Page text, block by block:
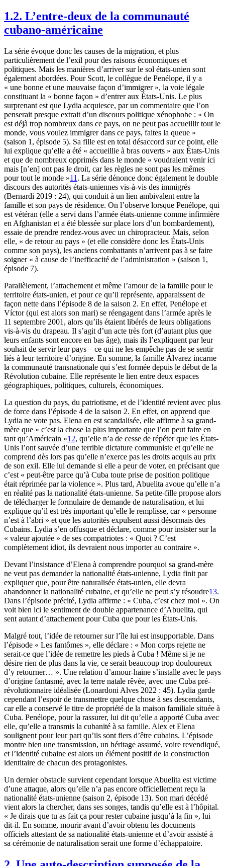
1.2. L’entre-deux de la communauté
cubano-américaine
La série évoque donc les causes de la migration, et plus
particulièrement de l’exil pour des raisons économiques et
politiques. Mais les manières d’arriver sur le sol états-unien sont
également abordées. Pour Scott, le collègue de Penélope, il y a
« une bonne et une mauvaise façon d’immigrer », la voie légale
constituant la « bonne façon » d’entrer aux États-Unis. Le plus
surprenant est que Lydia acquiesce, par un commentaire que l’on
penserait presque extrait d’un discours politique xénophobe : « On
est déjà trop nombreux dans ce pays, on ne peut pas accueillir tout le
monde, vous voulez immigrer dans ce pays, faites la queue »
(saison 1, épisode 5). Sa fille est en total désaccord sur ce point, elle
lui explique qu’elle a été « accueillie à bras ouverts » aux États-Unis
et que de nombreux opprimés dans le monde « voudraient venir ici
mais [n’en] ont pas le droit, car les règles ne sont pas les mêmes
pour tout le monde »11 . La série dénonce donc également le double
discours des autorités états-uniennes vis-à-vis des immigrés
(Bernardi 2019 : 24), qui conduit à un lien ambivalent entre la
famille et son pays de résidence. On l’observe lorsque Penélope, qui
est vétéran (elle a servi dans l’armée états-unienne comme infirmière
en Afghanistan et a été blessée sur place lors d’un bombardement),
essaie de prendre rendez-vous avec un chiropracteur. Mais, selon
elle, « de retour au pays » (et elle considère donc les États-Unis
comme son pays), les anciens combattants n’arrivent pas à se faire
soigner « à cause de l’inefficacité de l’administration » (saison 1,
épisode 7).
Parallèlement, l’attachement et même l’amour de la famille pour le
territoire états-unien, et pour ce qu’il représente, apparaissent de
façon nette dans l’épisode 8 de la saison 2. En effet, Penélope et
Víctor (qui est alors son mari) se réengagent dans l’armée après le
11 septembre 2001, alors qu’ils étaient libérés de leurs obligations
vis-à-vis du drapeau. Il s’agit d’un acte très fort (d’autant plus que
leurs enfants sont encore en bas âge), mais ils l’expliquent par leur
souhait de servir leur pays – ce qui ne les empêche pas de se sentir
liés à leur territoire d’origine. En somme, la famille Álvarez incarne
la communauté transnationale qui s’est formée depuis le début de la
Révolution cubaine. Elle représente le lien entre deux espaces
géographiques, politiques, culturels, économiques.
La question du pays, du patriotisme, et de l’identité revient avec plus
de force dans l’épisode 4 de la saison 2. En effet, on apprend que
Lydia ne vote pas. Elena en est scandalisée, elle affirme à sa grand-
mère que « c’est la chose la plus importante que l’on peut faire en
tant qu’Américain »12, qu’elle n’a de cesse de répéter que les États-
Unis l’ont sauvée d’une terrible dictature communiste et qu’elle ne
comprend dès lors pas qu’elle n’exerce pas les droits acquis au prix
de son exil. Elle lui demande si elle a peur de voter, en précisant que
c’est « peut-être parce qu’à Cuba toute prise de position politique
était réprimée par la violence ». Plus tard, Abuelita avoue qu’elle n’a
en réalité pas la nationalité états-unienne. Sa petite-fille propose alors
de télécharger le formulaire de demande de naturalisation, et lui
explique qu’il est très important qu’elle le remplisse, car « personne
n’est à l’abri » et que les autorités expulsent aussi désormais des
Cubains. Lydia s’en offusque et déclare, comme pour insister sur la
« valeur ajoutée » de ses compatriotes : « Quoi ? C’est
complètement idiot, ils devraient nous importer au contraire ».
Devant l’insistance d’Elena à comprendre pourquoi sa grand-mère
ne veut pas demander la nationalité états-unienne, Lydia finit par
expliquer que, pour être naturalisée états-unien, elle devra
abandonner la nationalité cubaine, et qu’elle ne peut s’y résoudre13.
Dans l’épisode précité, Lydia affirme : « Cuba, c’est chez moi ». On
voit bien ici le sentiment de double appartenance d’Abuelita, qui
sent autant d’attachement pour Cuba que pour les États-Unis.
Malgré tout, l’idée de retourner sur l’île lui est insupportable. Dans
l’épisode « Les fantômes », elle déclare : « Mon corps rejette ne
serait-ce que l’idée de remettre les pieds à Cuba ! Même si je ne
désire rien de plus dans la vie, ce serait beaucoup trop douloureux
d’y retourner… ». Une relation d’amour-haine s’installe avec le pays
d’origine fantasmé, avec la terre natale rêvée, avec une Cuba pré-
révolutionnaire idéalisée (Lonardoni Alves 2022 : 45). Lydia garde
cependant l’espoir de transmettre quelque chose à ses descendants,
car elle a conservé le titre de propriété de la maison familiale située à
Cuba. Penélope, pour la rassurer, lui dit qu’elle a apporté Cuba avec
elle, qu’elle a transmis la cubanité à sa famille. Alex et Elena
soulignent pour leur part qu’ils sont fiers d’être cubains. L’épisode
montre bien une transmission, un héritage assumé, voire revendiqué,
et l’identité cubaine est alors un élément positif de la construction
identitaire de chacun des protagonistes.
Un dernier obstacle survient cependant lorsque Abuelita est victime
d’une attaque, alors qu’elle n’a pas encore officiellement reçu la
nationalité états-unienne (saison 2, épisode 13). Son mari décédé
vient alors la chercher, dans ses songes, tandis qu’elle est à l’hôpital.
« Je dirais que tu as fait ça pour rester cubaine jusqu’à la fin », lui
dit-il. En somme, mourir avant d’avoir obtenu les documents
officiels attestant de sa nationalité états-unienne et d’avoir assisté à
sa cérémonie de naturalisation serait une forme d’échappatoire.